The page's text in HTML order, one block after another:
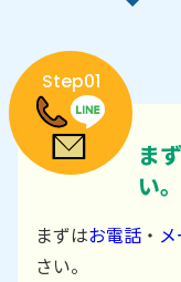
Step01
ま
い。
まずはお電話 ・
さい。